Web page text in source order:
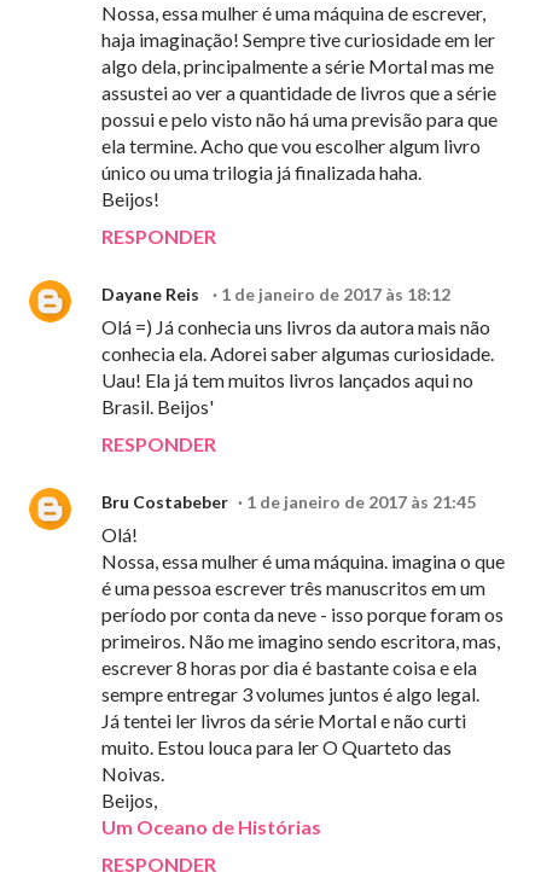
Nossa, essa mulher é uma máquina de escrever,
haja imaginação! Sempre tive curiosidade em ler
algo dela, principalmente a série Mortal mas me
assustei ao ver a quantidade de livros que a série
possui e pelo visto não há uma previsão para que
ela termine. Acho que vou escolher algum livro
único ou uma trilogia já finalizada haha.
Beijos!
RESPONDER
Dayane Reis 1 de janeiro de 2017 às 18:12
Olá =) Já conhecia uns livros da autora mais não
conhecia ela. Adorei saber algumas curiosidade.
Uau! Ela já tem muitos livros lançados aqui no
Brasil. Beijos'
RESPONDER
Bru Costabeber 1 de janeiro de 2017 às 21:45
Olá!
Nossa, essa mulher é uma máquina. imagina o que
é uma pessoa escrever três manuscritos em um
período por conta da neve - isso porque foram os
primeiros. Não me imagino sendo escritora, mas,
escrever 8 horas por dia é bastante coisa e ela
sempre entregar 3 volumes juntos é algo legal.
Já tentei ler livros da série Mortal e não curti
muito. Estou louca para ler O Quarteto das
Noivas.
Beijos,
Um Oceano de Histórias
RESPONDER